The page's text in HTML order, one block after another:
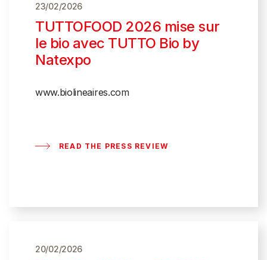
23/02/2026
TUTTOFOOD 2026 mise sur
le bio avec TUTTO Bio by
Natexpo
www.biolineaires.com
READ THE PRESS REVIEW
20/02/2026